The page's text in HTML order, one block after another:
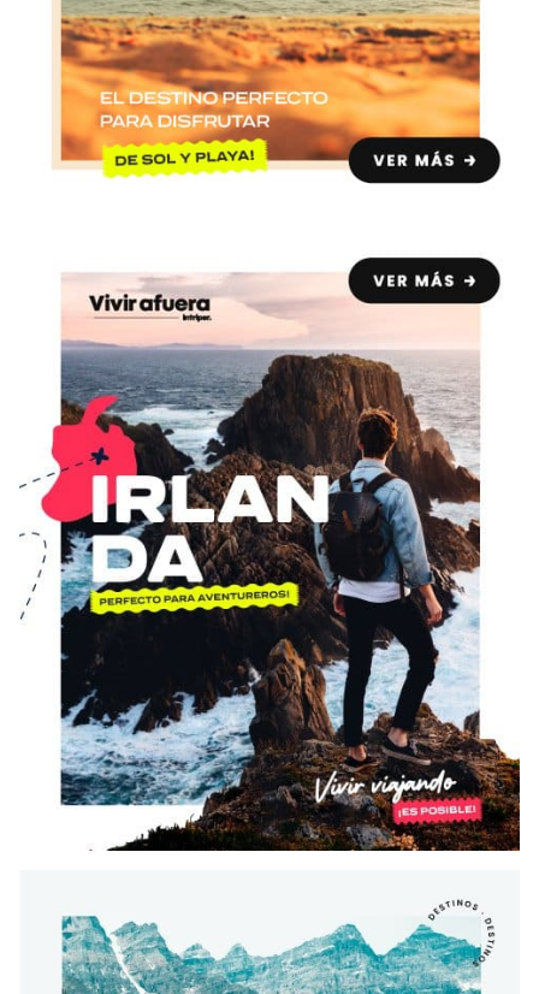
+30 Summer English for Professionals en
Melbourne